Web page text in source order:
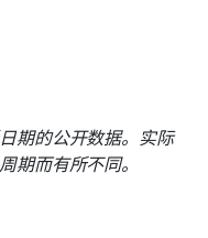
期的公开数据。实际
期而有所不同。